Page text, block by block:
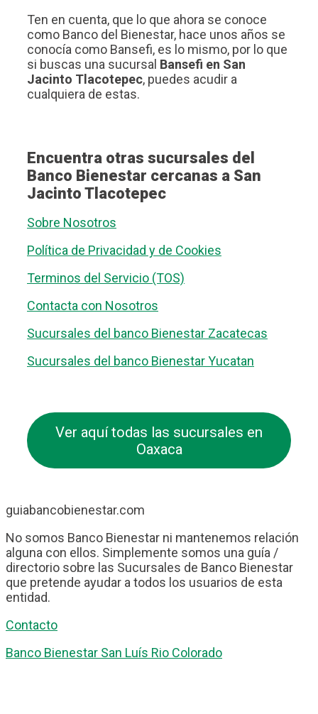
Ten en cuenta, que lo que ahora se conoce
como Banco del Bienestar, hace unos años se
conocía como Bansefi, es lo mismo, por lo que
si buscas una sucursal Bansefi en San
Jacinto Tlacotepec, puedes acudir a
cualquiera de estas.
Encuentra otras sucursales del
Banco Bienestar cercanas a San
Jacinto Tlacotepec
Sobre Nosotros
Política de Privacidad y de Cookies
Terminos del Servicio (TOS)
Contacta con Nosotros
Sucursales del banco Bienestar Zacatecas
Sucursales del banco Bienestar Yucatan
Ver aquí todas las sucursales en
Oaxaca
guiabancobienestar.com
No somos Banco Bienestar ni mantenemos relación
alguna con ellos. Simplemente somos una guía /
directorio sobre las Sucursales de Banco Bienestar
que pretende ayudar a todos los usuarios de esta
entidad.
Contacto
Banco Bienestar San Luís Rio Colorado